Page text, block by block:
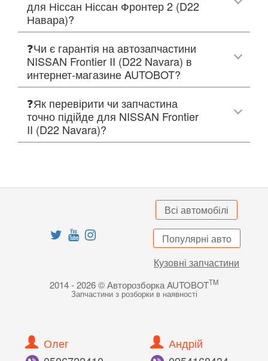
для Ніссан Ніссан Фронтер 2 (D22
Навара)?
❓Чи є гарантія на автозапчастини
NISSAN Frontier II (D22 Navara) в
интернет-магазине AUTOBOT?
❓Як перевірити чи запчастина
точно підійде для NISSAN Frontier
II (D22 Navara)?
Всі автомобілі
Популярні авто
Кузовні запчастини
2014 - 2026 © Авторозборка AUTOBOTTM
Запчастини з розборки в наявності
Олег
Андрій